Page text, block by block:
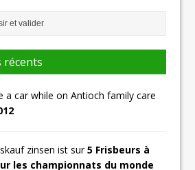
récents
a car while on Antioch family care
zinsen ist sur5 Frisbeurs à
les championnats du monde